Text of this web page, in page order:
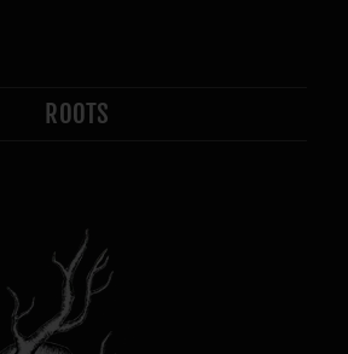
ROOTS